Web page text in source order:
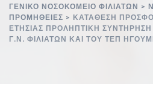
ΓΕΝΙΚΌ ΝΟΣΟΚΟΜΕΊΟ ΦΙΛΙΑΤΏΝ >
ΠΡΟΜΉΘΕΙΕΣ > ΚΑΤΆΘΕΣΗ
ΕΤΉΣΙΑΣ ΠΡΟΛΗΠΤΙΚΉ ΣΥΝΤΉΡΗΣΗ
Γ.Ν. ΦΙΛΙΑΤΏΝ ΚΑΙ ΤΟΥ ΤΕΠ